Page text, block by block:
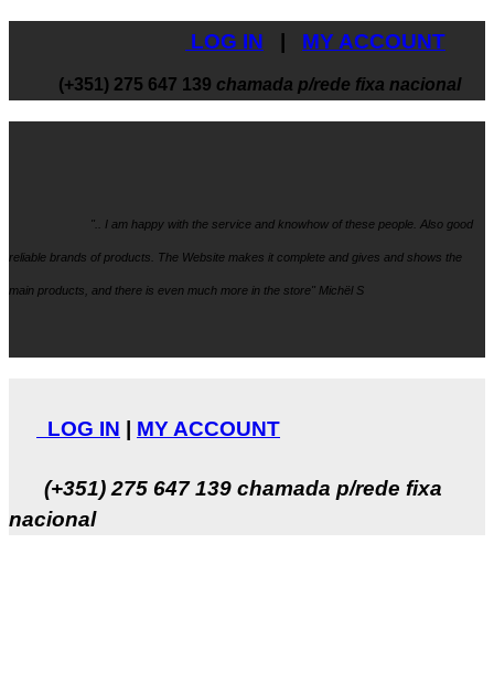
LOG IN MY ACCOUNT
(+351) 275 647 139 chamada p/rede fixa nacional
".. I am happy with the service and knowhow of these people. Also good
reliable brands of products. The Website makes it complete and gives and shows the
main products, and there is even much more in the store" Michël S
LOG IN MY ACCOUNT
(+351) 275 647 139 chamada p/rede fixa
nacional